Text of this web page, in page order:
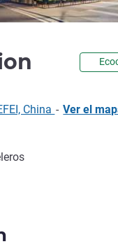
4
China - Ver el